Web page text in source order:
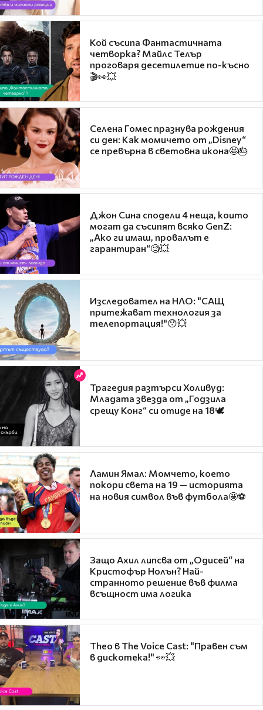
Кой съсипа Фантастичната
четворка? Майлс Телър
проговаря десетилетие по-късно
🎬👀💥
Селена Гомес празнува рождения
си ден: Как момичето от „Disney“
се превърна в световна икона🤩🎂
Джон Сина сподели 4 неща, които
могат да съсипят всяко GenZ:
„Ако ги имаш, провалът е
гарантиран“🧐💥
Изследовател на НЛО: "САЩ
притежават технология за
телепортация!"😯💥
Трагедия разтърси Холивуд:
Младата звезда от „Годзила
срещу Конг“ си отиде на 18🕊️
Ламин Ямал: Момчето, което
покори света на 19 — историята
на новия символ във футбола🤩⚽
Защо Ахил липсва от „Одисей“ на
Кристофър Нолън? Най-
странното решение във филма
всъщност има логика
Theo в The Voice Cast: "Правен съм
в дискотека!" 👀💥